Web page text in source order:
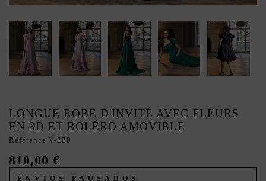
LONGUE ROBE D'INVITÉ AVEC FLEURS
EN 3D ET BOLÉRO AMOVIBLE
Référence V-220
810,00 €
ENVIOS PAUSADOS